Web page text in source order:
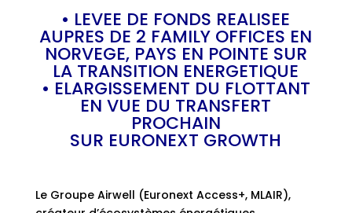
• LEVEE DE FONDS REALISEE
AUPRES DE 2 FAMILY OFFICES EN
NORVEGE, PAYS EN POINTE SUR
LA TRANSITION ENERGETIQUE
• ELARGISSEMENT DU FLOTTANT
EN VUE DU TRANSFERT
PROCHAIN
SUR EURONEXT GROWTH
Le Groupe Airwell (Euronext Access+, MLAIR),